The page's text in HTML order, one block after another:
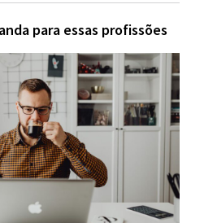
para essas profissões